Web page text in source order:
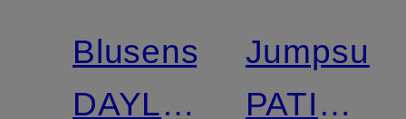
Blusenshirt
DAYLIGHT
Jumpsuit